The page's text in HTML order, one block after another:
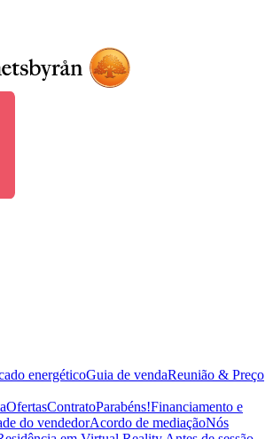
energéticoGuia de vendaReunião & Preço
OfertasContratoParabéns!Financiamento e
do vendedorAcordo de mediaçãoNós